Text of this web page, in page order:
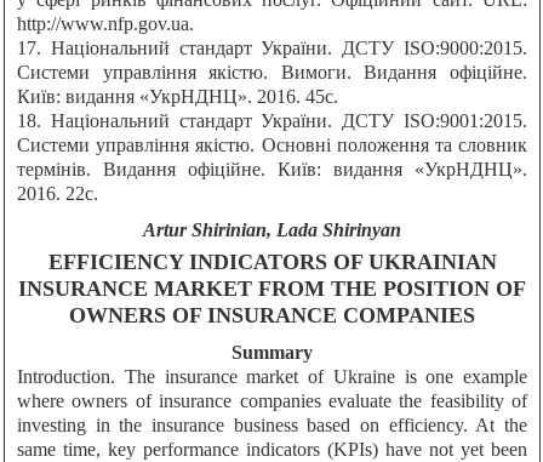
http://www.nfp.gov.ua.
17. Національний стандарт України. ДСТУ ІSО:9000:2015.
Системи управління якістю. Вимоги. Видання офіційне.
Київ: видання «УкрНДНЦ». 2016. 45с.
18. Національний стандарт України. ДСТУ ІSО:9001:2015.
Системи управління якістю. Основні положення та словник
термінів. Видання офіційне. Київ: видання «УкрНДНЦ».
2016. 22с.
Artur Shirinian, Lada Shirinyan
EFFICIENCY INDICATORS OF UKRAINIAN
INSURANCE MARKET FROM THE POSITION OF
OWNERS OF INSURANCE COMPANIES
Summary
Introduction. The insurance market of Ukraine is one example
where owners of insurance companies evaluate the feasibility of
investing in the insurance business based on efficiency. At the
same time, key performance indicators (KPIs) have not yet been